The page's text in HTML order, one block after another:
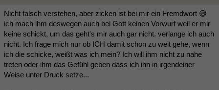
Nicht falsch verstehen, aber zicken ist bei mir ein Fremdwort 😅
ich mach ihm deswegen auch bei Gott keinen Vorwurf weil er mir
keine schickt, um das geht's mir auch gar nicht, verlange ich auch
nicht. Ich frage mich nur ob ICH damit schon zu weit gehe, wenn
ich die schicke, weißt was ich mein? Ich will ihm nicht zu nahe
treten oder ihm das Gefühl geben dass ich ihn in irgendeiner
Weise unter Druck setze...